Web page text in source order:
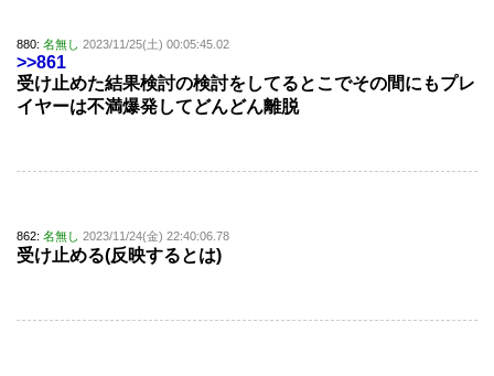
880: 名無し 2023/11/25(土) 00:05:45.02
>>861
受け止めた結果検討の検討をしてるとこでその間にもプレ
イヤーは不満爆発してどんどん離脱
862: 名無し 2023/11/24(金) 22:40:06.78
受け止める(反映するとは)